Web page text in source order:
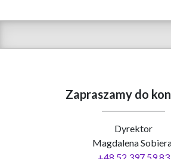
Zapraszamy do
Dyrektor
Magdalena